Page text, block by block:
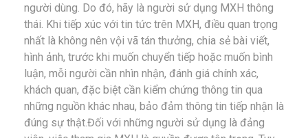
người dùng. Do đó, hãy là người sử dụng MXH thông
thái. Khi tiếp xúc với tin tức trên MXH, điều quan trọng
nhất là không nên vội vã tán thưởng, chia sẻ bài viết,
hình ảnh, trước khi muốn chuyển tiếp hoặc muốn bình
luận, mỗi người cần nhìn nhận, đánh giá chính xác,
khách quan, đặc biệt cần kiểm chứng thông tin qua
những nguồn khác nhau, bảo đảm thông tin tiếp nhận là
đúng sự thật.Đối với những người sử dụng là đảng